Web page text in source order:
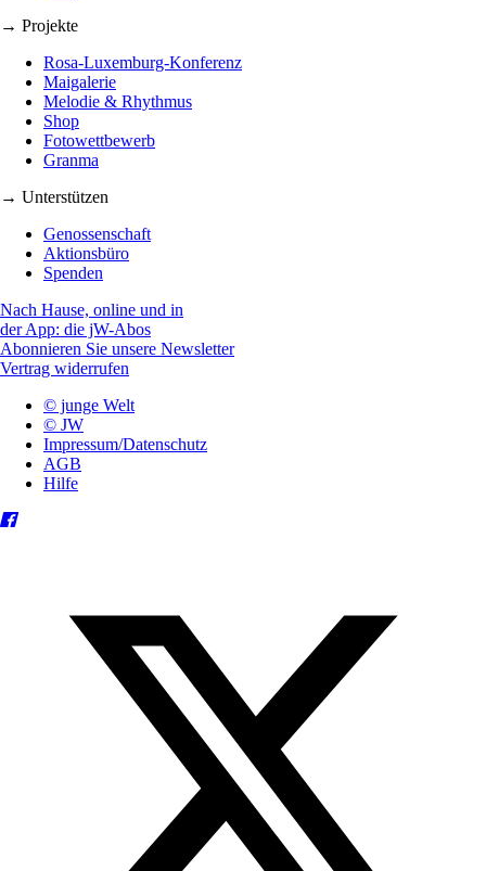
→ Projekte
Rosa-Luxemburg-Konferenz
Maigalerie
Melodie & Rhythmus
Shop
Fotowettbewerb
Granma
→ Unterstützen
Genossenschaft
Aktionsbüro
Spenden
Nach Hause, online und in
der App: die jW-Abos
Abonnieren Sie unsere Newsletter
Vertrag widerrufen
© junge Welt
© JW
Impressum/Datenschutz
AGB
Hilfe